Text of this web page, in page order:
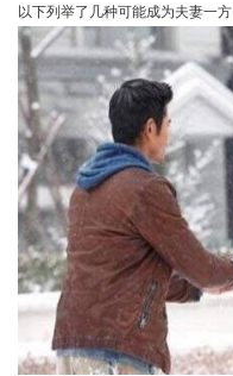
以下列举了几种可能成为夫妻一方